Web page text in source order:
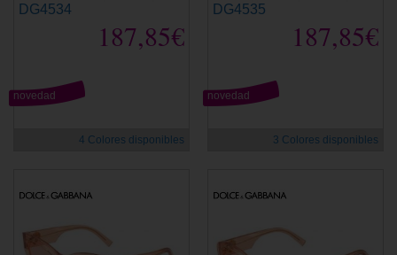
DG4534
187,85€
novedad
4 Colores disponibles
DG4535
187,85€
novedad
3 Colores disponibles